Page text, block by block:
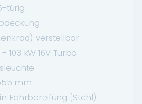
türig
verstellbar
- 103 kW 16V Turbo
mm
Fahrbereifung (Stahl)